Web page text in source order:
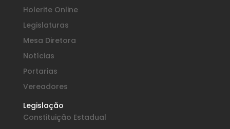
Holerite Online
Legislaturas
Mesa Diretora
Notícias
Portarias
Vereadores
Legislação
Constituição Estadual